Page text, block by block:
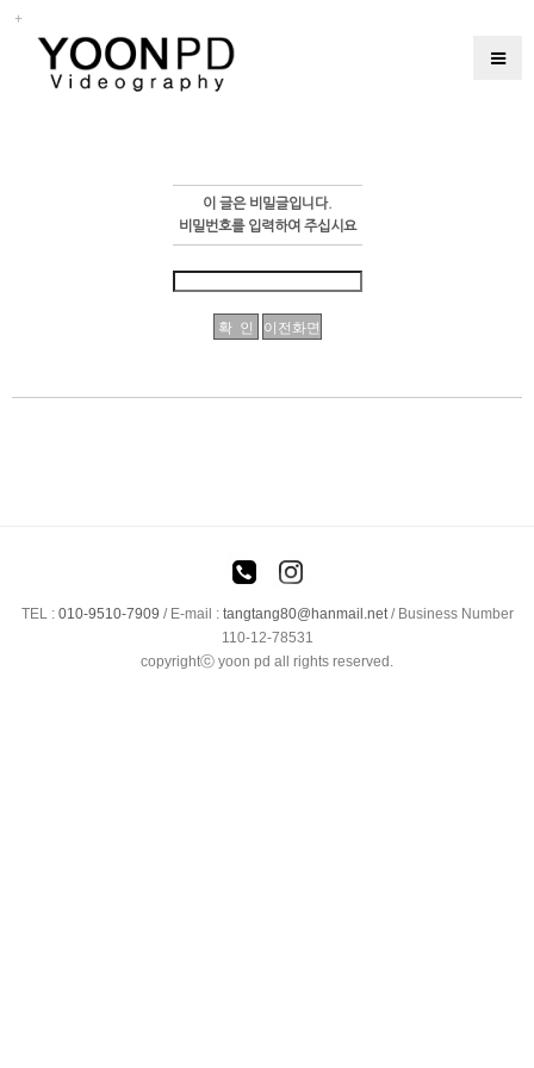
이 글은 비밀글입니다.
비밀번호를 입력하여 주십시요
TEL : 010-9510-7909 / E-mail : tangtang80@hanmail.net/ Business Number
110-12-78531
copyrightⓒ yoon pd all rights reserved.